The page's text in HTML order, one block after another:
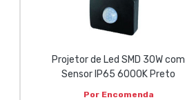
Projetor de Led SMD 30W com
Sensor IP65 6000K Preto
Por Encomenda